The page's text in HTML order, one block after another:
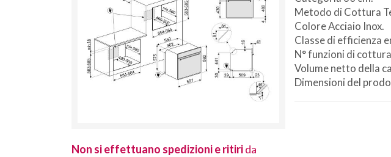
Non si effettuano spedizioni e ritirida
Metodo di Cottura
Colore Acciaio Inox.
Classe di efficienza
N° funzioni di
Volume netto della
Dimensioni del